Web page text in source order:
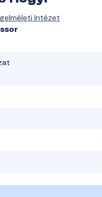
Intézet